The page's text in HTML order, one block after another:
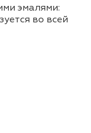
эмалями:
во всей